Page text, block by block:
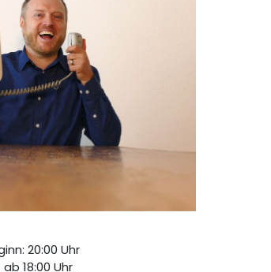
20:00 Uhr
18:00 Uhr